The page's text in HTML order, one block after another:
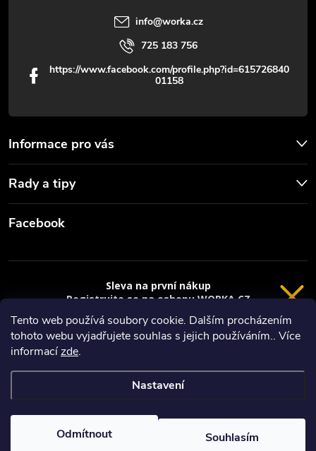
Tento web používá soubory cookie. Dalším procházením
tohoto webu vyjadřujete souhlas s jejich používáním.. Více
informacízde.
Nastavení
Odmítnout Souhlasím
Informace pro vás
Rady a tipy
info@worka.cz
725 183 756
https://www.facebook.com/profile.php?id=615726840
01158
Facebook
Vytvořil Shoptet
Copyright 2026
VRÁCENÍ 14 DNÍ
Sleva na první nákup
Registrujte se na eshopu WORKA.CZ
sleva 100 Kč* na nákup je Vaše.
Registrace
Privacy policy